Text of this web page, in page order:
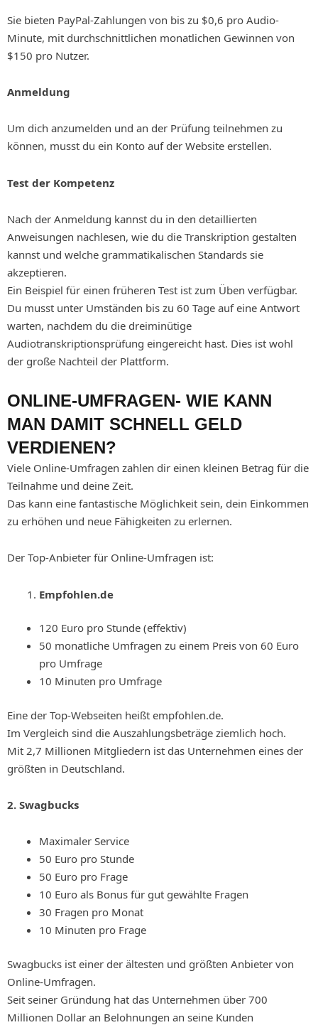
Sie bieten PayPal-Zahlungen von bis zu $0,6 pro Audio-
Minute, mit durchschnittlichen monatlichen Gewinnen von
$150 pro Nutzer.
Anmeldung
Um dich anzumelden und an der Prüfung teilnehmen zu
können, musst du ein Konto auf der Website erstellen.
Test der Kompetenz
Nach der Anmeldung kannst du in den detaillierten
Anweisungen nachlesen, wie du die Transkription gestalten
kannst und welche grammatikalischen Standards sie
akzeptieren.
Ein Beispiel für einen früheren Test ist zum Üben verfügbar.
Du musst unter Umständen bis zu 60 Tage auf eine Antwort
warten, nachdem du die dreiminütige
Audiotranskriptionsprüfung eingereicht hast. Dies ist wohl
der große Nachteil der Plattform.
ONLINE-UMFRAGEN- WIE KANN
MAN DAMIT SCHNELL GELD
VERDIENEN?
Viele Online-Umfragen zahlen dir einen kleinen Betrag für die
Teilnahme und deine Zeit.
Das kann eine fantastische Möglichkeit sein, dein Einkommen
zu erhöhen und neue Fähigkeiten zu erlernen.
Der Top-Anbieter für Online-Umfragen ist:
Empfohlen.de
120 Euro pro Stunde (effektiv)
50 monatliche Umfragen zu einem Preis von 60 Euro
pro Umfrage
10 Minuten pro Umfrage
Eine der Top-Webseiten heißt empfohlen.de.
Im Vergleich sind die Auszahlungsbeträge ziemlich hoch.
Mit 2,7 Millionen Mitgliedern ist das Unternehmen eines der
größten in Deutschland.
2. Swagbucks
Maximaler Service
50 Euro pro Stunde
50 Euro pro Frage
10 Euro als Bonus für gut gewählte Fragen
30 Fragen pro Monat
10 Minuten pro Frage
Swagbucks ist einer der ältesten und größten Anbieter von
Online-Umfragen.
Seit seiner Gründung hat das Unternehmen über 700
Millionen Dollar an Belohnungen an seine Kunden